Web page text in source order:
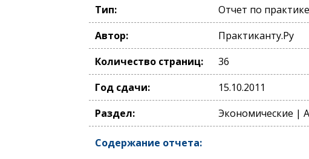
Тип:
Отчет по практике
Автор:
Практиканту.Ру
Количество страниц:
36
Год сдачи:
15.10.2011
Раздел:
Экономические |
Содержание отчета: